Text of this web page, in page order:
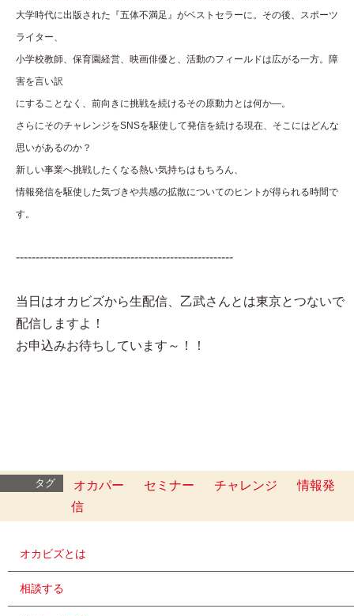
大学時代に出版された『五体不満足』がベストセラーに。その後、スポーツ
ライター、
小学校教師、保育園経営、映画俳優と、活動のフィールドは広がる一方。障
害を言い訳
にすることなく、前向きに挑戦を続けるその原動力とは何か―。
さらにそのチャレンジをSNSを駆使して発信を続ける現在、そこにはどんな
思いがあるのか？
新しい事業へ挑戦したくなる熱い気持ちはもちろん、
情報発信を駆使した気づきや共感の拡散についてのヒントが得られる時間で
す。
-------------------------------------------------------
当日はオカビズから生配信、乙武さんとは東京とつないで
配信しますよ！
お申込みお待ちしています～！！
タグ オカパー セミナー チャレンジ
情報発
信
オカビズとは
相談する